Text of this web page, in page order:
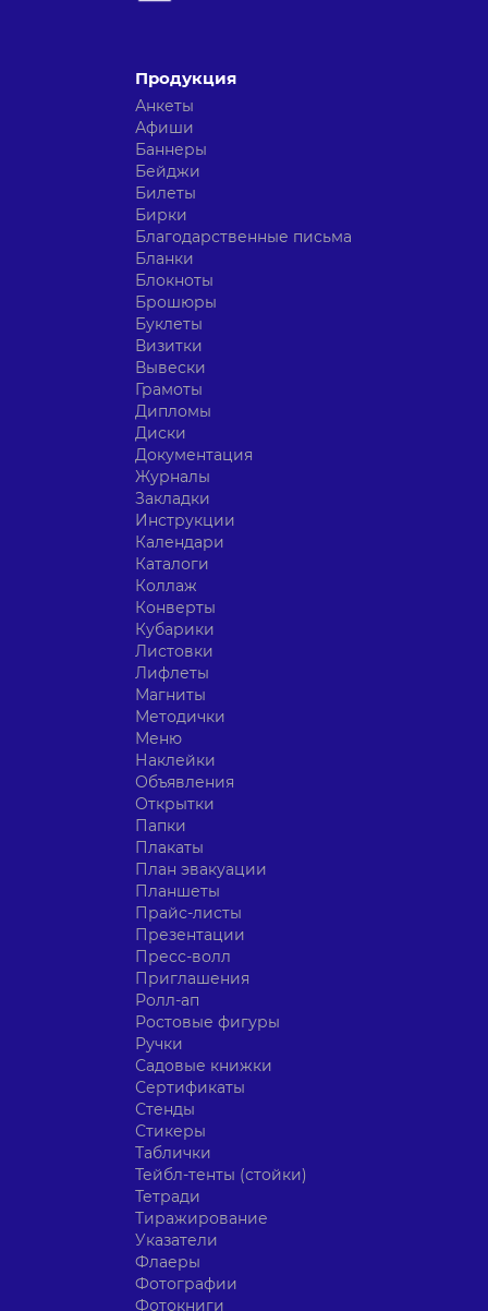
Продукция
Анкеты
Афиши
Баннеры
Бейджи
Билеты
Бирки
Благодарственные письма
Бланки
Блокноты
Брошюры
Буклеты
Визитки
Вывески
Грамоты
Дипломы
Диски
Документация
Журналы
Закладки
Инструкции
Календари
Каталоги
Коллаж
Конверты
Кубарики
Листовки
Лифлеты
Магниты
Методички
Меню
Наклейки
Объявления
Открытки
Папки
Плакаты
План эвакуации
Планшеты
Прайс-листы
Презентации
Пресс-волл
Приглашения
Ролл-ап
Ростовые фигуры
Ручки
Садовые книжки
Сертификаты
Стенды
Стикеры
Таблички
Тейбл-тенты (стойки)
Тетради
Тиражирование
Указатели
Флаеры
Фотографии
Фотокниги